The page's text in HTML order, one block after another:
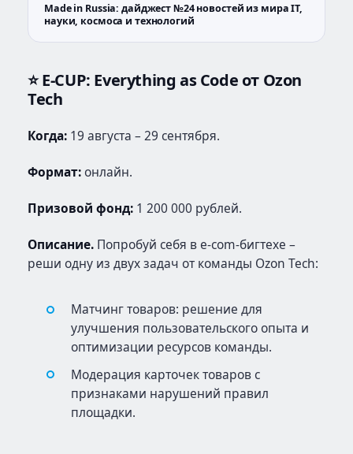
Made in Russia: дайджест №24 новостей из мира IT,
науки, космоса и технологий
⭐ E-CUP: Everything as Code от Ozon
Tech
Когда: 19 августа – 29 сентября.
Формат:онлайн.
Призовой фонд: 1 200 000 рублей.
Описание. Попробуй себя в e-com-бигтехе –
реши одну из двух задач от команды Ozon Tech:
Матчинг товаров: решение для
улучшения пользовательского опыта и
оптимизации ресурсов команды.
Модерация карточек товаров с
признаками нарушений правил
площадки.